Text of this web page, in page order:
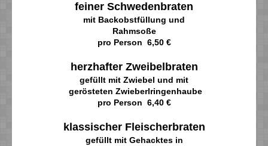
feiner Schwedenbraten
mit Backobstfüllung und
Rahmsoße
pro Person 6,50 €
herzhafter Zweibelbraten
gefüllt mit Zwiebel und mit
gerösteten Zwieberlringenhaube
pro Person 6,40 €
klassischer Fleischerbraten
gefüllt mit Gehacktes in